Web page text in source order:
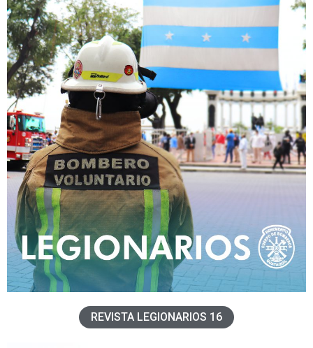
REVISTA LEGIONARIOS 16